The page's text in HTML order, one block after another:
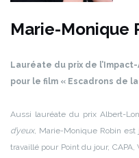
Marie-Monique
Lauréate du prix de
pour le film « Escadrons de
Aussi lauréate du prix Albert-
d’yeux, Marie-Monique Robin est
travaillé pour Point du jour, CAPA,